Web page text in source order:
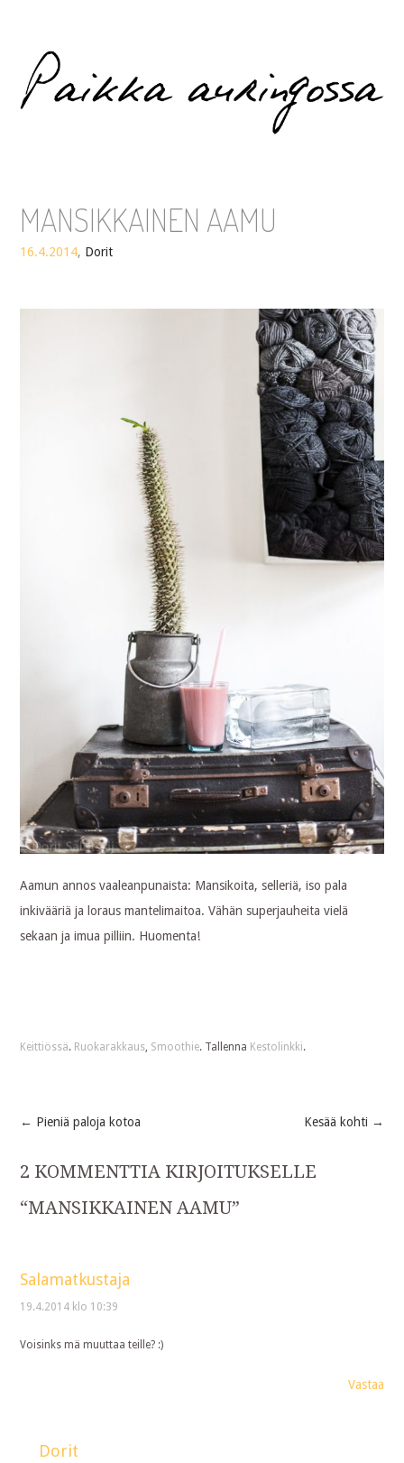
MANSIKKAINEN AAMU
16.4.2014, Dorit
Aamun annos vaaleanpunaista: Mansikoita, selleriä, iso pala
inkivääriä ja loraus mantelimaitoa. Vähän superjauheita vielä
sekaan ja imua pilliin. Huomenta!
Keittiössä. Ruokarakkaus, Smoothie. Tallenna Kestolinkki.
Post
navigation
← Pieniä paloja kotoa Kesää kohti →
2 KOMMENTTIA KIRJOITUKSELLE
“MANSIKKAINEN AAMU”
Salamatkustaja
19.4.2014 klo 10:39
Voisinks mä muuttaa teille? :)
Vastaa
Dorit